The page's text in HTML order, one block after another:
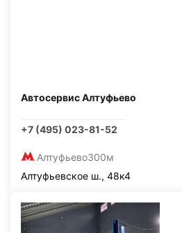
Автосервис Алтуфьево
+7 (495) 023-81-52
Алтуфьево300м
Алтуфьевское ш., 48к4